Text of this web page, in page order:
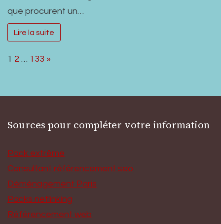
que procurent un…
Lire la suite
Page:
1 2 … 133 Next
»
Sources pour compléter votre information
Pack extrême
Consultant référencement seo
Déménagement Paris
Packs netlinking
Référencement web